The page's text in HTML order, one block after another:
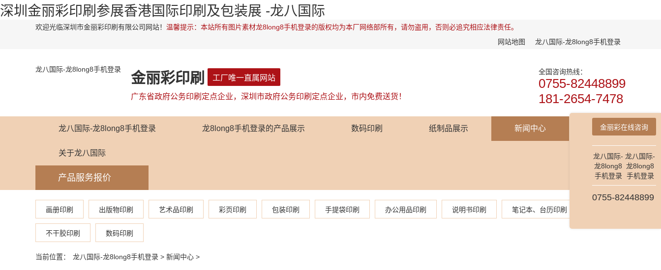
深圳金丽彩印刷参展香港国际印刷及包装展 -龙八国际
欢迎光临深圳市金丽彩印刷有限公司网站！ 温馨提示：本站所有图片素材龙8long8手机登录的版权均为本厂网络部所有，请勿盗用，否则必追究相应法律责任。
网站地图
龙八国际-龙8long8手机登录
龙八国际-龙8long8手机登录
金丽彩印刷 工厂唯一直属网站
广东省政府公务印刷定点企业，深圳市政府公务印刷定点企业，市内免费送货！
全国咨询热线：
0755-82448899
181-2654-7478
龙八国际-龙8long8手机登录 龙8long8手机登录的产品展示 数码印刷 纸制品展示 新闻中心
关于龙八国际
产品服务报价
画册印刷 出版物印刷 艺术品印刷 彩页印刷 包装印刷 手提袋印刷 办公用品印刷 说明书印刷 笔记本、台历印刷
不干胶印刷 数码印刷
当前位置： 龙八国际-龙8long8手机登录 > 新闻中心 >
金丽彩在线咨询
龙八国际-
龙8long8
手机登录
龙八国际-
龙8long8
手机登录
0755-82448899